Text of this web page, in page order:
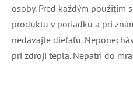
osoby. Pred každým použitím
produktu v poriadku a pri
nedávajte dieťaťu.
pri zdroji tepla. Nepatrí do